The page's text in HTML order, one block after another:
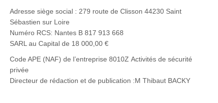
Adresse siège social : 279 route de Clisson 44230 Saint
Sébastien sur Loire
Numéro RCS: Nantes B 817 913 668
SARL au Capital de 18 000,00 €
Code APE (NAF) de l’entreprise 8010Z Activités de sécurité
privée
Directeur de rédaction et de publication :M Thibaut BACKY